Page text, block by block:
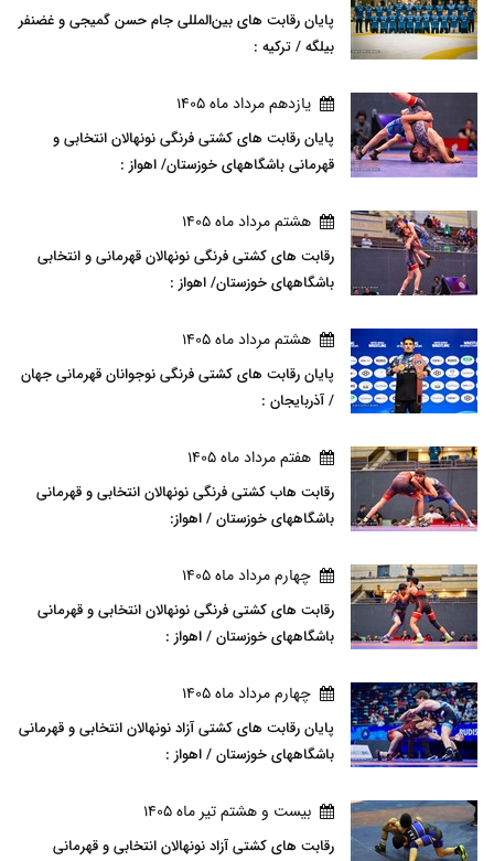
پایان رقابت های بین‌المللی جام حسن گمیجی و غضنفر
بیلگه / ترکیه :
يازدهم مرداد ماه 1405
پایان رقابت های کشتی فرنگی نونهالان انتخابی و
قهرمانی باشگاههای خوزستان/ اهواز :
هشتم مرداد ماه 1405
رقابت های کشتی فرنگی نونهالان قهرمانی و انتخابی
باشگاههای خوزستان/ اهواز :
هشتم مرداد ماه 1405
پایان رقابت های کشتی فرنگی نوجوانان قهرمانی جهان
/ آذربایجان :
هفتم مرداد ماه 1405
رقابت هاب کشتی فرنگی نونهالان انتخابی و قهرمانی
باشگاههای خوزستان / اهواز:
چهارم مرداد ماه 1405
رقابت های کشتی فرنگی نونهالان انتخابی و قهرمانی
باشگاههای خوزستان / اهواز :
چهارم مرداد ماه 1405
پایان رقابت های کشتی آزاد نونهالان انتخابی و قهرمانی
باشگاههای خوزستان / اهواز :
بيست و هشتم تير ماه 1405
رقابت های کشتی آزاد نونهالان انتخابی و قهرمانی